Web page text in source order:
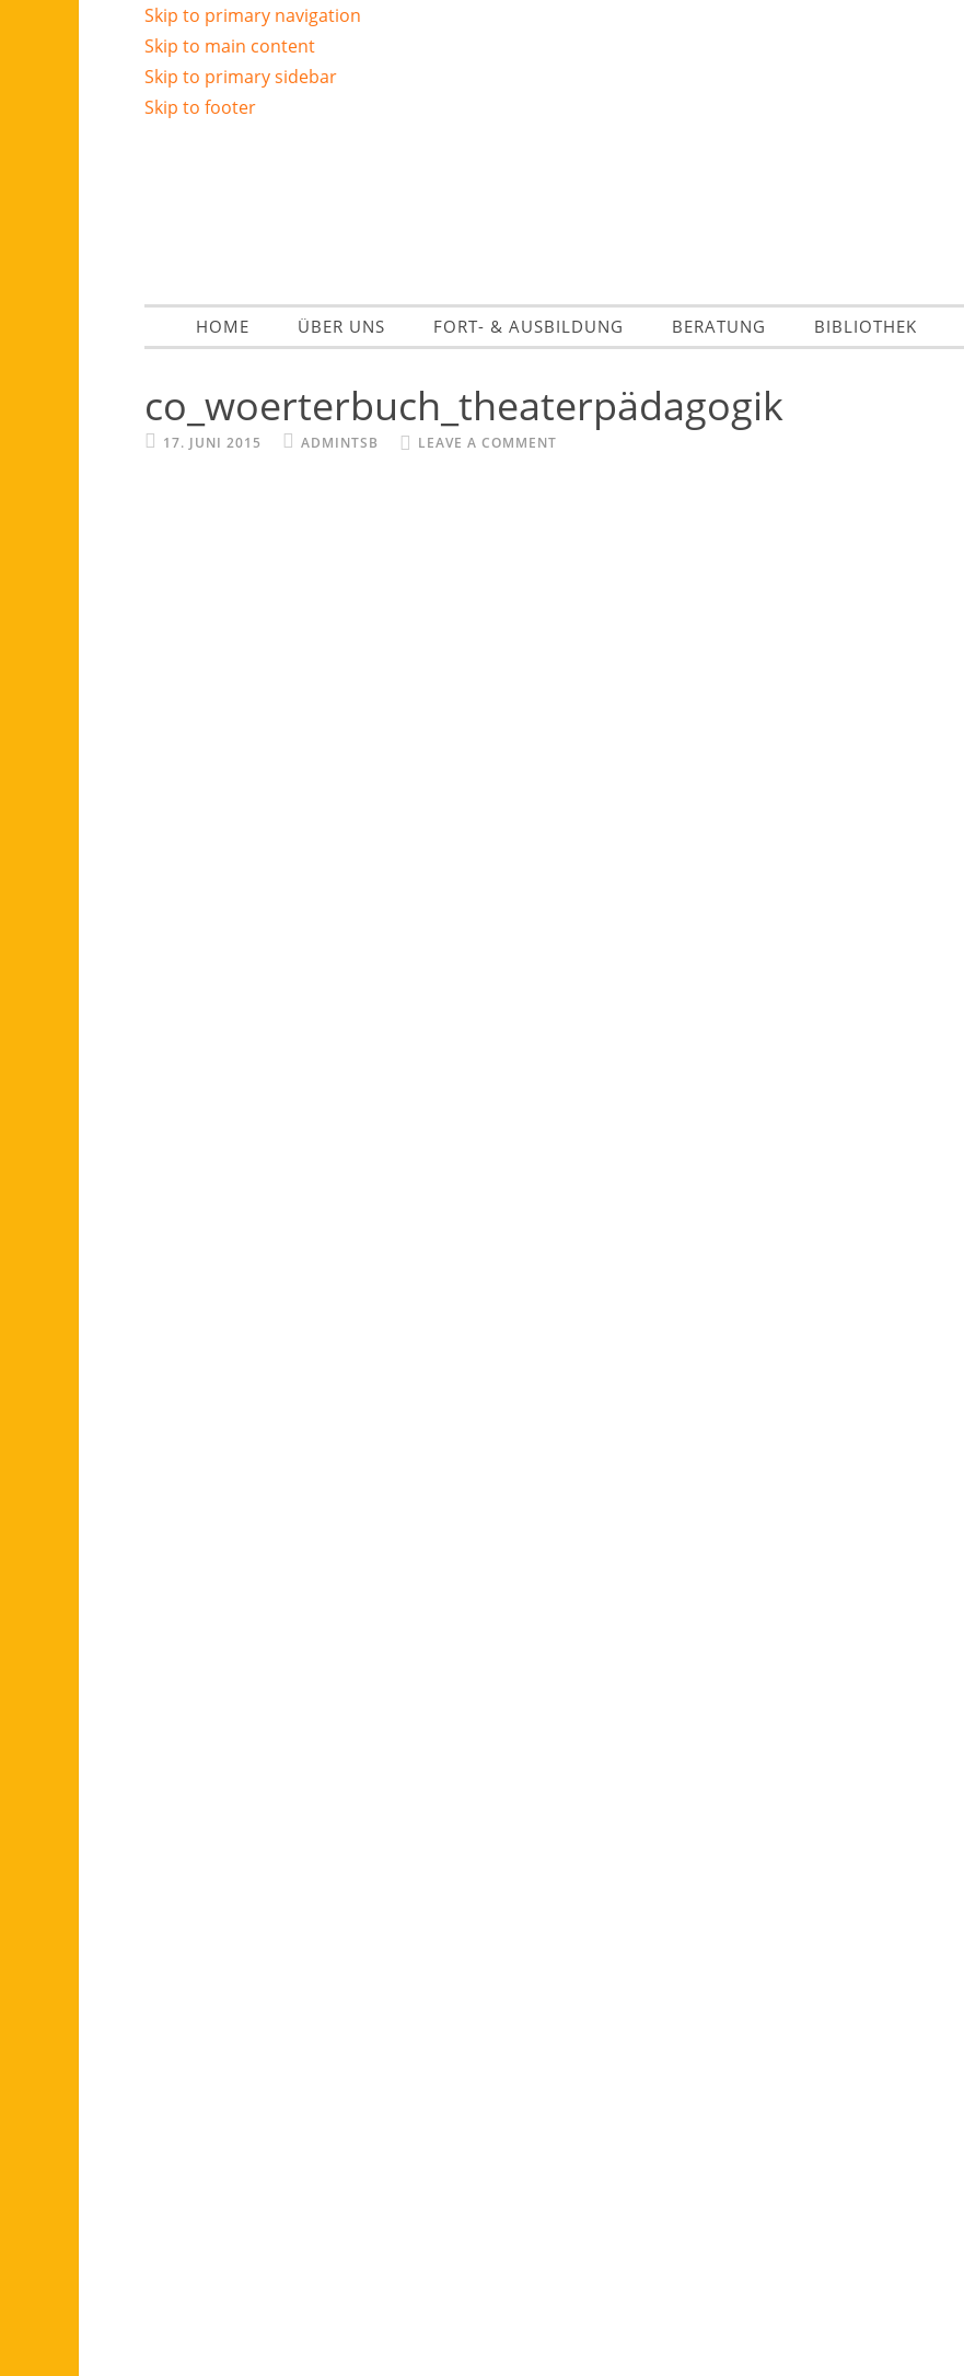
Skip to primary navigation
Skip to main content
Skip to primary sidebar
Skip to footer
HOME ÜBER UNS FORT- & AUSBILDUNG BERATUNG BIBLIOTHEK
co_woerterbuch_theaterpädagogik
17. JUNI 2015 ADMINTSB LEAVE A COMMENT